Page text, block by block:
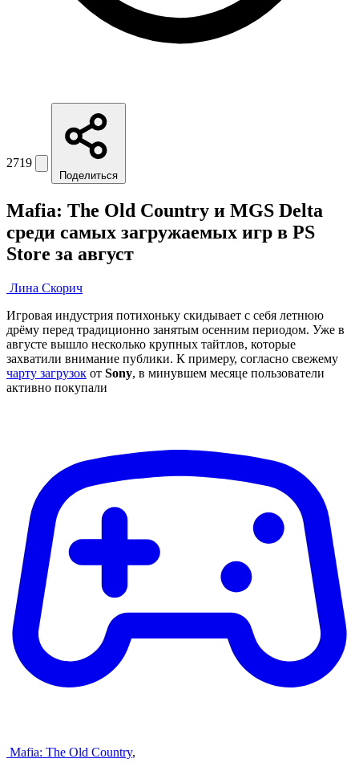
2719
Поделиться
Mafia: The Old Country и MGS Delta
среди самых загружаемых игр в PS
Store за август
Лина Скорич
Игровая индустрия потихоньку скидывает с себя летнюю
дрёму перед традиционно занятым осенним периодом. Уже в
августе вышло несколько крупных тайтлов, которые
захватили внимание публики. К примеру, согласно свежему
чарту загрузок от Sony, в минувшем месяце пользователи
активно покупали
Mafia: The Old Country,